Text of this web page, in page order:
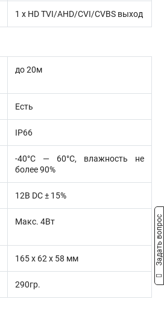
1 х HD TVI/AHD/CVI/CVBS выход
до 20м
Есть
IP66
-40°С — 60°С, влажность не
более 90%
12В DC ± 15%
Макс. 4Вт
165 х 62 х 58 мм
290гр.
Задать вопрос